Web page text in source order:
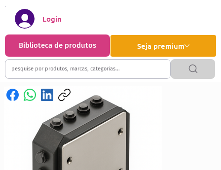
Seja premium
Biblioteca de produtos
Login